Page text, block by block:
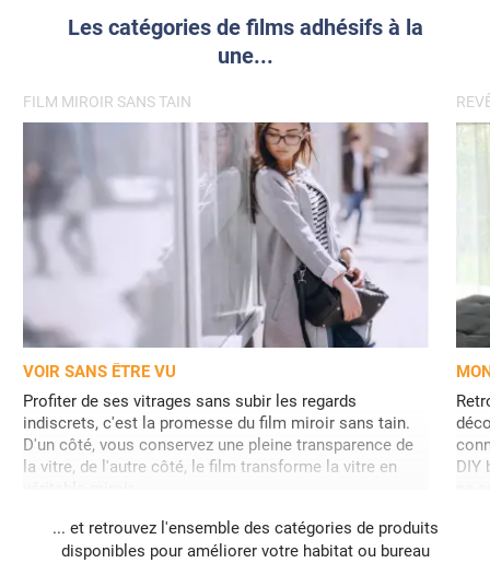
Les catégories de films adhésifs à la
une...
FILM MIROIR SANS TAIN
VOIR SANS ÊTRE VU
Profiter de ses vitrages sans subir les regards
indiscrets, c'est la promesse du film miroir sans tain.
D'un côté, vous conservez une pleine transparence de
la vitre, de l'autre côté, le film transforme la vitre en
DIY
... et retrouvez l'ensemble des catégories de produits
disponibles pour améliorer votre habitat ou bureau